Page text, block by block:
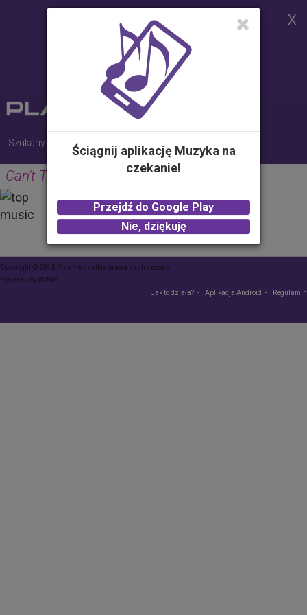
celu realizacji usług i zgodnie z
Polityką Plików Cookies.
Możesz określić warunki
przechowywania lub dostępu do
plików cookies w Twojej
przeglądarce
Can't Tell Me Nothing (Chorus)
KANYE WEST
2.00 zł -KUP
Copyright © 2015 Play – wszelkie prawa zastrzeżone
Powered byVCMP
Jak to działa?
Aplikacja Android Regulamin
Ściągnij aplikację Muzyka na
czekanie!
Przejdź do Google Play
Nie, dziękuję